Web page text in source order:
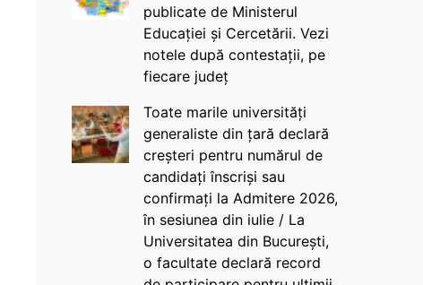
publicate de Ministerul
Educației și Cercetării. Vezi
notele după contestații, pe
fiecare județ
Toate marile universități
generaliste din țară declară
creșteri pentru numărul de
candidați înscriși sau
confirmați la Admitere 2026,
în sesiunea din iulie / La
Universitatea din București,
o facultate declară record